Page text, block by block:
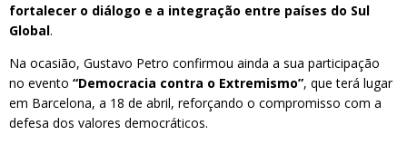
fortalecer o diálogo e a integração entre países do Sul
Global.
Na ocasião, Gustavo Petro confirmou ainda a sua participação
no evento “Democracia contra o Extremismo”, que terá lugar
em Barcelona, a 18 de abril, reforçando o compromisso com a
defesa dos valores democráticos.